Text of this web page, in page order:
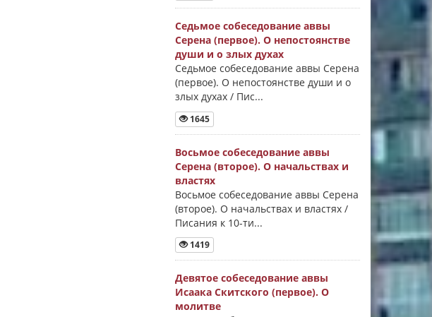
Седьмое собеседование аввы
Серена (первое). О непостоянстве
души и о злых духах
Седьмое собеседование аввы Серена
(первое). О непостоянстве души и о
злых духах / Пис...
1645
Восьмое собеседование аввы
Серена (второе). О начальствах и
властях
Восьмое собеседование аввы Серена
(второе). О начальствах и властях /
Писания к 10-ти...
1419
Девятое собеседование аввы
Исаака Скитского (первое). О
молитве